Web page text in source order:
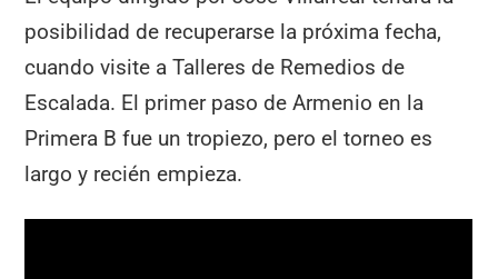
posibilidad de recuperarse la próxima fecha,
cuando visite a Talleres de Remedios de
Escalada. El primer paso de Armenio en la
Primera B fue un tropiezo, pero el torneo es
largo y recién empieza.